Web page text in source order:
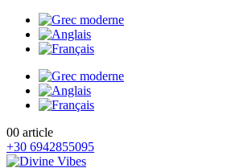
00 article
+30 6942855095